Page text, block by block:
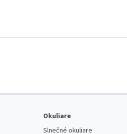
Okuliare
Slnečné okuliare